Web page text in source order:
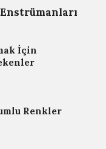
İçin
Renkler